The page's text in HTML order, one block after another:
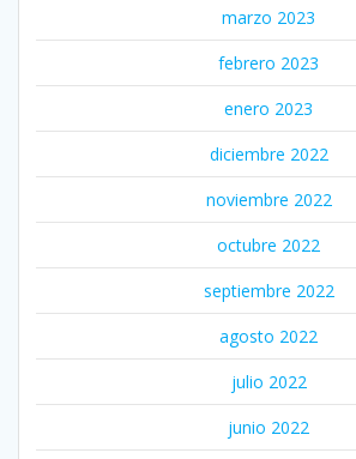
marzo 2023
febrero 2023
enero 2023
diciembre 2022
noviembre 2022
octubre 2022
septiembre 2022
agosto 2022
julio 2022
junio 2022